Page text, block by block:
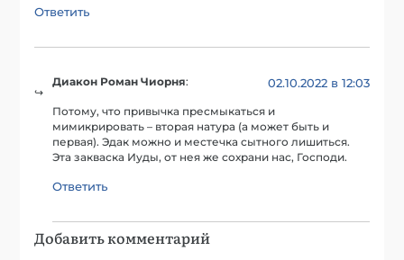
Ответить
Диакон Роман Чиорня: 02.10.2022 в 12:03
Потому, что привычка пресмыкаться и
мимикрировать – вторая натура (а может быть и
первая). Эдак можно и местечка сытного лишиться.
Эта закваска Иуды, от нея же сохрани нас, Господи.
Ответить
Добавить комментарий